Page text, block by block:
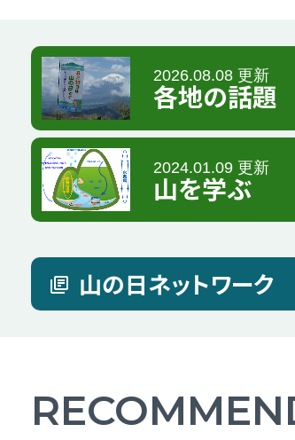
2026.08.08 更新
各地の話題
2024.01.09 更新
山を学ぶ
山の日ネットワーク